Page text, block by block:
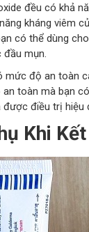
đều có khả
kháng viêm
có thể dùng
mụn.
mức độ an toàn
toàn mà bạn
điều trị
Khi